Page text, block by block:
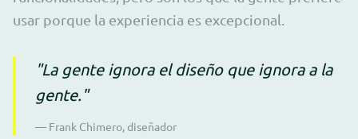
usar porque la experiencia es excepcional.
"La gente ignora el diseño que ignora a la
gente."
— Frank Chimero, diseñador